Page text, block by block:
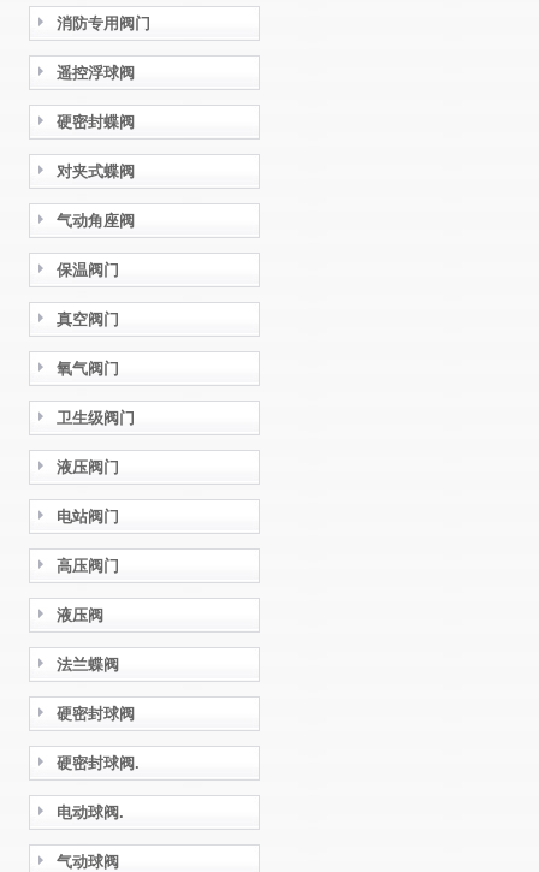
消防专用阀门
遥控浮球阀
硬密封蝶阀
对夹式蝶阀
气动角座阀
保温阀门
真空阀门
氧气阀门
卫生级阀门
液压阀门
电站阀门
高压阀门
液压阀
法兰蝶阀
硬密封球阀
硬密封球阀.
电动球阀.
气动球阀